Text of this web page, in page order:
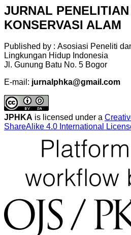
JURNAL
KONSERVASI ALAM
Published by : Asosiasi Peneliti
Lingkungan Hidup Indonesia
Jl. Gunung Batu No. 5 Bogor
E-mail: jurnalphka@gmail.com
JPHKA is licensed under a
ShareAlike 4.0 International